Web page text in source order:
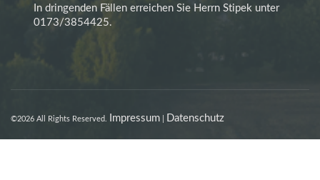
In dringenden Fällen erreichen Sie Herrn Stipek unter
0173/3854425.
©2026 All Rights Reserved. Impressum Datenschutz